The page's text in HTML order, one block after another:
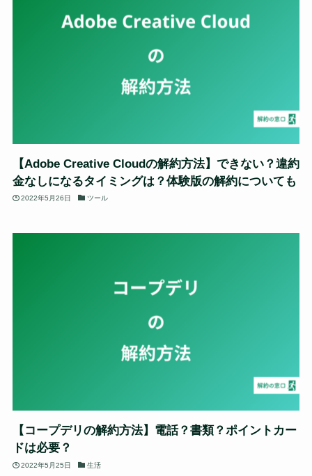
【Adobe Creative Cloudの解約方法】できない？違約
金なしになるタイミングは？体験版の解約についても
2022年5月26日 ツール
【コープデリの解約方法】電話？書類？ポイントカー
ドは必要？
2022年5月25日 生活